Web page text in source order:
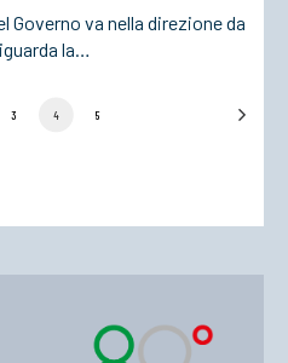
Governo va nella direzione da
la…
3 4 5